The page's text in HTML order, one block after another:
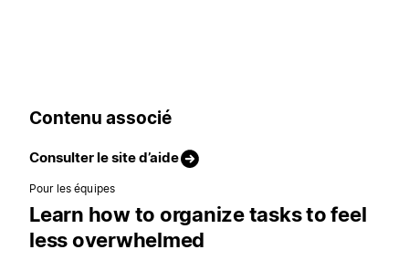
Contenu associé
Consulter le site d’aide
Pour les équipes
Learn how to organize tasks to feel
less overwhelmed